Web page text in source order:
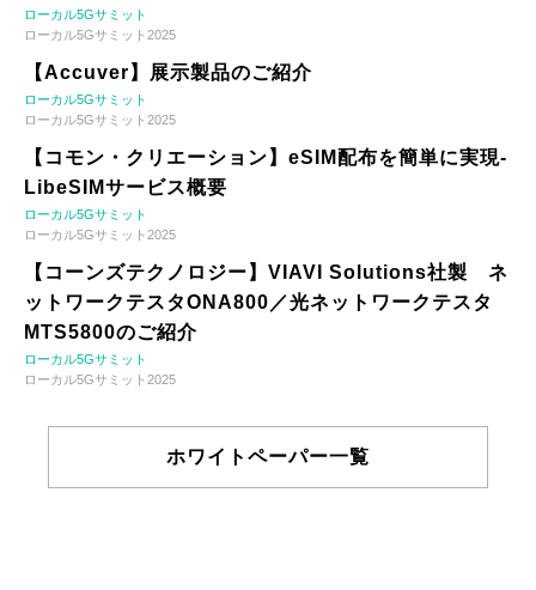
ローカル5Gサミット
ローカル5Gサミット2025
【Accuver】展示製品のご紹介
ローカル5Gサミット
ローカル5Gサミット2025
【コモン・クリエーション】eSIM配布を簡単に実現-
LibeSIMサービス概要
ローカル5Gサミット
ローカル5Gサミット2025
【コーンズテクノロジー】VIAVI Solutions社製 ネ
ットワークテスタONA800／光ネットワークテスタ
MTS5800のご紹介
ローカル5Gサミット
ローカル5Gサミット2025
ホワイトペーパー一覧